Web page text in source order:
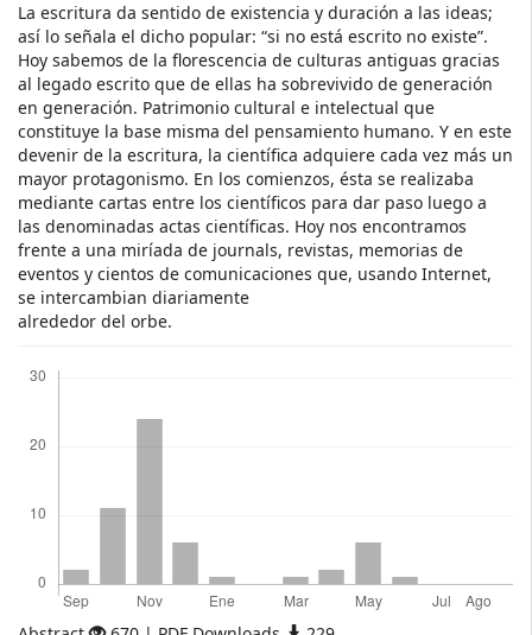
La escritura da sentido de existencia y duración a las ideas;
así lo señala el dicho popular: “si no está escrito no existe”.
Hoy sabemos de la florescencia de culturas antiguas gracias
al legado escrito que de ellas ha sobrevivido de generación
en generación. Patrimonio cultural e intelectual que
constituye la base misma del pensamiento humano. Y en este
devenir de la escritura, la científica adquiere cada vez más un
mayor protagonismo. En los comienzos, ésta se realizaba
mediante cartas entre los científicos para dar paso luego a
las denominadas actas científicas. Hoy nos encontramos
frente a una miríada de journals, revistas, memorias de
eventos y cientos de comunicaciones que, usando Internet,
se intercambian diariamente
alrededor del orbe.